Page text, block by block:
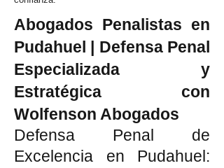
Abogados Penalistas en
Pudahuel | Defensa Penal
Especializada y
Estratégica con
Wolfenson Abogados
Defensa Penal de
Excelencia en Pudahuel: